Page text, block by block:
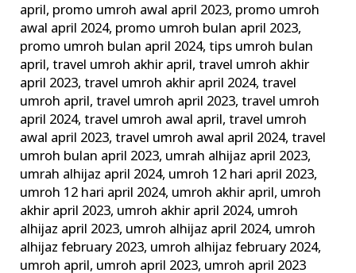
april, promo umroh awal april 2023, promo umroh
awal april 2024, promo umroh bulan april 2023,
promo umroh bulan april 2024,tips umroh bulan
april,travel umroh akhir april,travel umroh akhir
april 2023,travel umroh akhir april 2024,travel
umroh april,travel umroh april 2023,travel umroh
april 2024,travel umroh awal april,travel umroh
awal april 2023,travel umroh awal april 2024,travel
umroh bulan april 2023, umrah alhijaz april 2023,
umrah alhijaz april 2024, umroh 12 hari april 2023,
umroh 12 hari april 2024, umroh akhir april, umroh
akhir april 2023, umroh akhir april 2024, umroh
alhijaz april 2023, umroh alhijaz april 2024, umroh
alhijaz february 2023, umroh alhijaz february 2024,
umroh april, umroh april 2023, umroh april 2023